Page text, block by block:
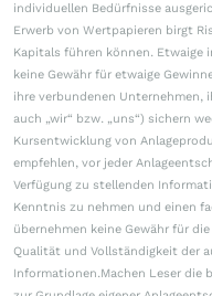
individuellen Bedürfnisse
Erwerb von Wertpapieren birgt
Kapitals führen können. Etwaige
keine Gewähr für etwaige
ihre verbundenen Unternehmen,
auch „wir“ bzw. „uns“) sichern
Kursentwicklung von
empfehlen, vor jeder
Verfügung zu stellenden
Kenntnis zu nehmen und einen
übernehmen keine Gewähr für
Qualität und Vollständigkeit der
Informationen.Machen Leser die